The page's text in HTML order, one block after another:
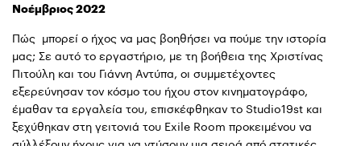
Νοέμβριος 2022
Πώς μπορεί ο ήχος να μας βοηθήσει να πούμε την ιστορία
μας; Σε αυτό το εργαστήριο, με τη βοήθεια της Χριστίνας
Πιτούλη και του Γιάννη Αντύπα, οι συμμετέχοντες
εξερεύνησαν τον κόσμο του ήχου στον κινηματογράφο,
έμαθαν τα εργαλεία του, επισκέφθηκαν το Studio19st και
ξεχύθηκαν στη γειτονιά του Exile Room προκειμένου να